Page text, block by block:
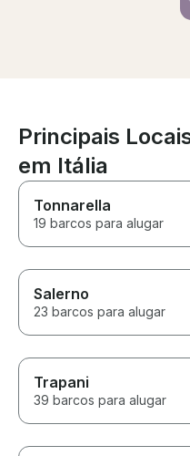
prepared for
Principais
em Itália
Tonnarella
19 barcos para alugar
Salerno
23 barcos para alugar
Trapani
39 barcos para alugar